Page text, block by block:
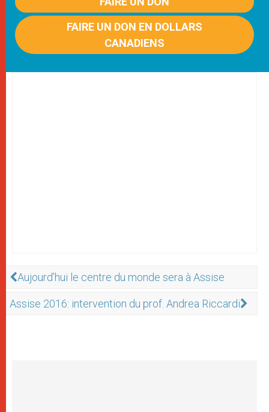
FAIRE UN DON EN DOLLARS
CANADIENS
Aujourd’hui le centre du monde sera à Assise
Assise 2016: intervention du prof. Andrea Riccardi